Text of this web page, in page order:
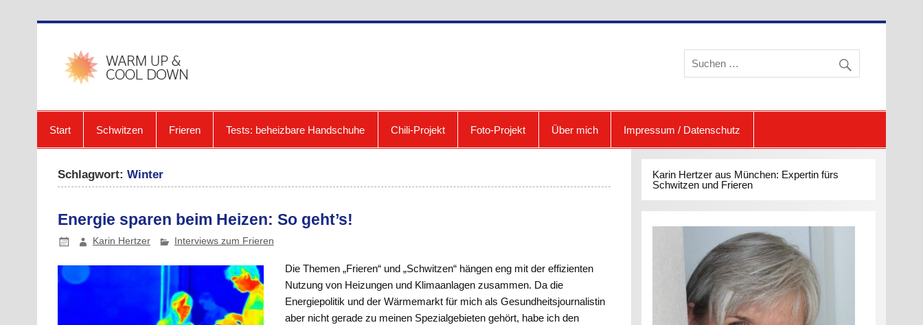
warmup-cooldown: Blog zum Frieren und Schwitzen
Start Schwitzen Frieren Tests: beheizbare Handschuhe Chili-Projekt Foto-Projekt Über mich Impressum / Datenschutz
Schlagwort:Winter
Energie sparen beim Heizen: So geht’s!
Karin Hertzer Interviews zum Frieren
Die Themen „Frieren“ und „Schwitzen“ hängen eng mit der effizienten
Nutzung von Heizungen und Klimaanlagen zusammen. Da die
Energiepolitik und der Wärmemarkt für mich als Gesundheitsjournalistin
aber nicht gerade zu meinen Spezialgebieten gehört, habe ich den
Karin Hertzer aus München: Expertin fürs
Schwitzen und Frieren